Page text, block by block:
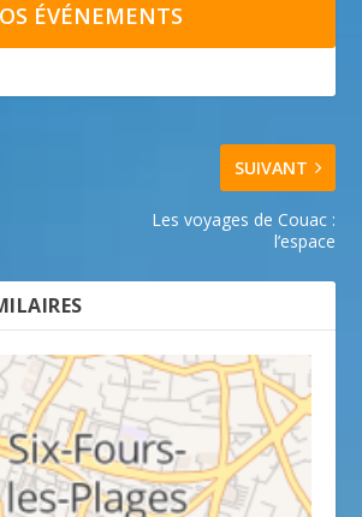
ÉVÉNEMENTS
SUIVANT
Les voyages de Couac :
l’espace